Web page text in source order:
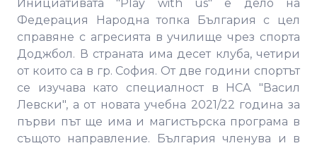
Инициативата "Play with us" е дело на
Федерация Народна топка България с цел
справяне с агресията в училище чрез спорта
Доджбол. В страната има десет клуба, четири
от които са в гр. София. От две години спортът
се изучава като специалност в НСА "Васил
Левски", а от новата учебна 2021/22 година за
първи път ще има и магистърска програма в
същото направление. България членува и в